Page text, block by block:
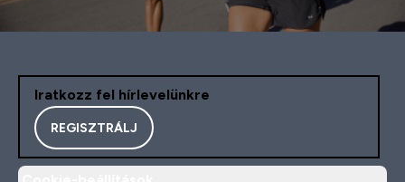
Iratkozz fel hírlevelünkre
REGISZTRÁLJ